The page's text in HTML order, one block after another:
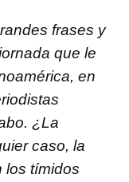
frases y
que le
en
¿La
caso, la
los tímidos